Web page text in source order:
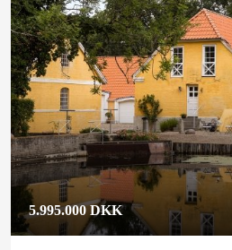
5.995.000 DKK